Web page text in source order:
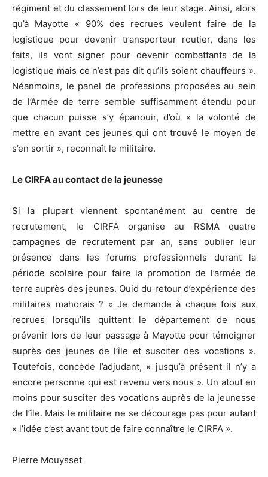
régiment et du classement lors de leur stage. Ainsi, alors
qu’à Mayotte « 90% des recrues veulent faire de la
logistique pour devenir transporteur routier, dans les
faits, ils vont signer pour devenir combattants de la
logistique mais ce n’est pas dit qu’ils soient chauffeurs ».
Néanmoins, le panel de professions proposées au sein
de l’Armée de terre semble suffisamment étendu pour
que chacun puisse s’y épanouir, d’où « la volonté de
mettre en avant ces jeunes qui ont trouvé le moyen de
s’en sortir », reconnaît le militaire.
Le CIRFA au contact de la jeunesse
Si la plupart viennent spontanément au centre de
recrutement, le CIRFA organise au RSMA quatre
campagnes de recrutement par an, sans oublier leur
présence dans les forums professionnels durant la
période scolaire pour faire la promotion de l’armée de
terre auprès des jeunes. Quid du retour d’expérience des
militaires mahorais ? « Je demande à chaque fois aux
recrues lorsqu’ils quittent le département de nous
prévenir lors de leur passage à Mayotte pour témoigner
auprès des jeunes de l’île et susciter des vocations ».
Toutefois, concède l’adjudant, « jusqu’à présent il n’y a
encore personne qui est revenu vers nous ». Un atout en
moins pour susciter des vocations auprès de la jeunesse
de l’île. Mais le militaire ne se décourage pas pour autant
« l’idée c’est avant tout de faire connaître le CIRFA ».
Pierre Mouysset